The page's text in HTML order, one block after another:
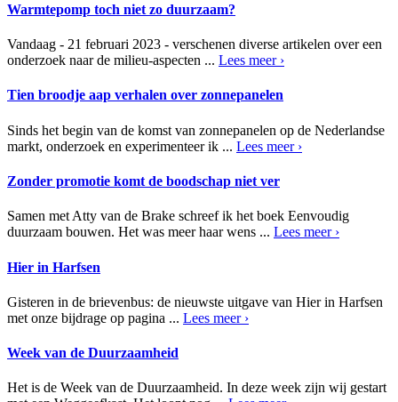
Warmtepomp toch niet zo duurzaam?
Vandaag - 21 februari 2023 - verschenen diverse artikelen over een
onderzoek naar de milieu-aspecten ... Lees meer ›
Tien broodje aap verhalen over zonnepanelen
Sinds het begin van de komst van zonnepanelen op de Nederlandse
markt, onderzoek en experimenteer ik ... Lees meer ›
Zonder promotie komt de boodschap niet ver
Samen met Atty van de Brake schreef ik het boek Eenvoudig
duurzaam bouwen. Het was meer haar wens ... Lees meer ›
Hier in Harfsen
Gisteren in de brievenbus: de nieuwste uitgave van Hier in Harfsen
met onze bijdrage op pagina ... Lees meer ›
Week van de Duurzaamheid
Het is de Week van de Duurzaamheid. In deze week zijn wij gestart